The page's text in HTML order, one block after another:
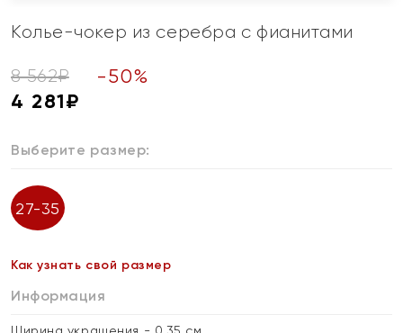
Колье-чокер из серебра с фианитами
8 562₽ -50%
4 281₽
Выберите размер:
27-35
Как узнать свой размер
Информация